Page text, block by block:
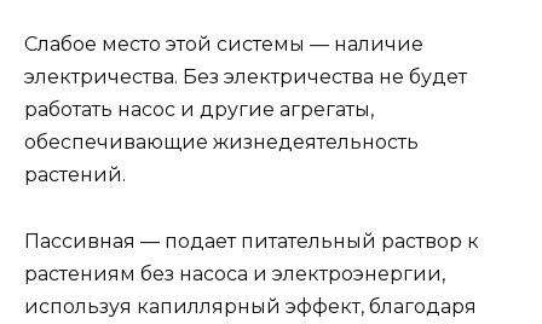
Слабое место этой системы — наличие
электричества. Без электричества не будет
работать насос и другие агрегаты,
обеспечивающие жизнедеятельность
растений.
Пассивная — подает питательный раствор к
растениям без насоса и электроэнергии,
используя капиллярный эффект, благодаря